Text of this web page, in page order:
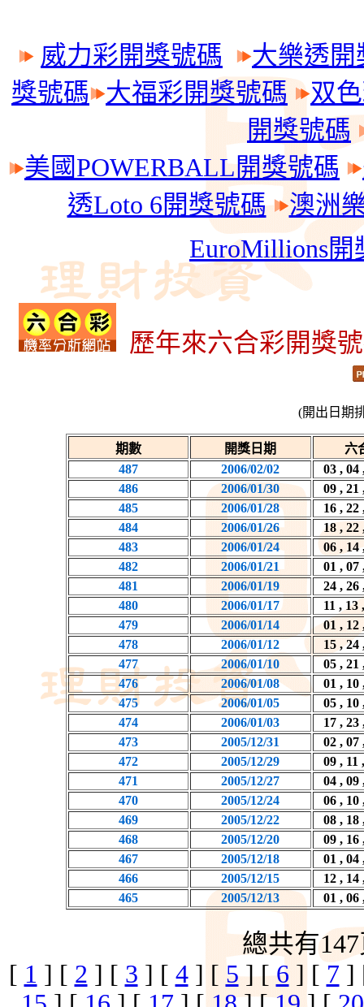
威力彩開獎號碼
大樂透開
獎號碼
大福彩開獎號碼
双
開獎號碼
美國POWERBALL開獎號碼
透Loto 6開獎號碼
澳洲
EuroMillions開
歷年來六合彩開獎
(開出日期
期數 開獎日期
六
487
2006/02/02
03 , 04
486
2006/01/30
09 , 21
485
2006/01/28
16 ,
484
2006/01/26
18 ,
483
2006/01/24
06 , 14
482
2006/01/21
01 , 07
481
2006/01/19
24 , 26
480
2006/01/17
11 ,
479
2006/01/14
01 , 12
478
2006/01/12
15 ,
477
2006/01/10
05 , 21
476
2006/01/08
01 , 10
475
2006/01/05
05 , 10
474
2006/01/03
17 ,
473
2005/12/31
02 , 07
472
2005/12/29
09 , 11
471
2005/12/27
04 , 09
470
2005/12/24
06 , 10
469
2005/12/22
08 , 18
468
2005/12/20
09 , 16
467
2005/12/18
01 , 04
466
2005/12/15
12 ,
465
2005/12/13 01 , 06
總共有
[ 1 ] [ 2 ] [ 3 ] [ 4] [ 5] [6 ] [ 7 ]